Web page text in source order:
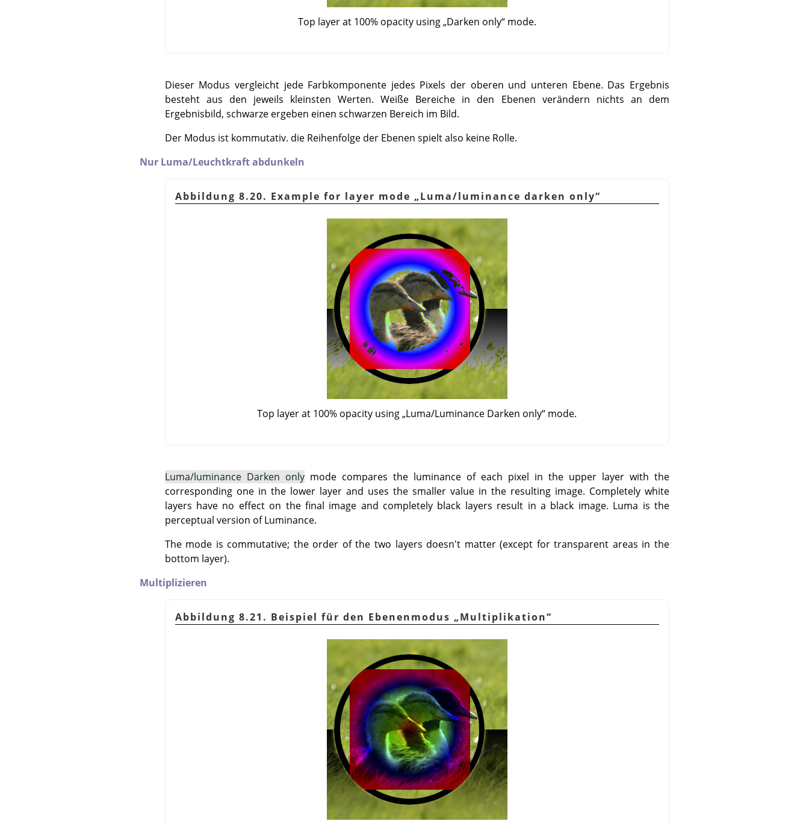
Top layer at 100% opacity using„Darken only“mode.
Dieser Modus vergleicht jede Farbkomponente jedes Pixels der oberen und unteren Ebene. Das Ergebnis
besteht aus den jeweils kleinsten Werten. Weiße Bereiche in den Ebenen verändern nichts an dem
Ergebnisbild, schwarze ergeben einen schwarzen Bereich im Bild.
Der Modus ist kommutativ. die Reihenfolge der Ebenen spielt also keine Rolle.
Nur Luma/Leuchtkraft abdunkeln
Abbildung 8.20. Example for layer mode „Luma/luminance darken only“
Top layer at 100% opacity using„Luma/Luminance Darken only“ mode.
Luma/luminance Darken onlymode compares the luminance of each pixel in the upper layer with the
corresponding one in the lower layer and uses the smaller value in the resulting image. Completely white
layers have no effect on the final image and completely black layers result in a black image. Luma is the
perceptual version of Luminance.
The mode is commutative; the order of the two layers doesn't matter (except for transparent areas in the
bottom layer).
Multiplizieren
Abbildung 8.21. Beispiel für den Ebenenmodus „Multiplikation“